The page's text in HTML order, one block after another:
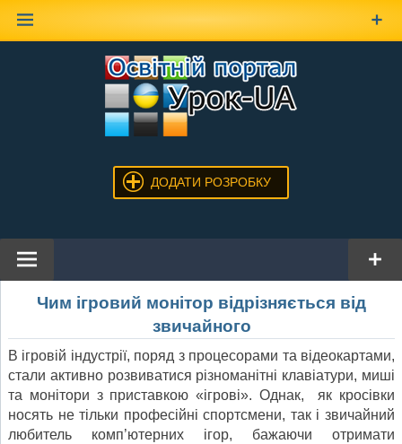
ДОДАТИ РОЗРОБКУ
Чим ігровий монітор відрізняється від
звичайного
В ігровій індустрії, поряд з процесорами та відеокартами,
стали активно розвиватися різноманітні клавіатури, миші
та монітори з приставкою «ігрові». Однак, як кросівки
носять не тільки професійні спортсмени, так і звичайний
любитель комп’ютерних ігор, бажаючи отримати